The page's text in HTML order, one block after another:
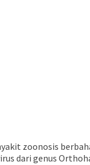
zoonosis
dari genus